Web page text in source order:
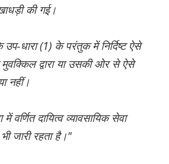
की गई।
धारा (1) के परंतुक में निर्दिष्ट ऐसे
द्वारा या उसकी ओर से ऐसे
नहीं।
वर्णित दायित्व व्यावसायिक सेवा
जारी रहता है।"